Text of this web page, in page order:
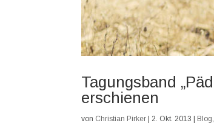
Tagungsband
erschienen
von Christian Pirker | 2. Okt. 2013 | Blog